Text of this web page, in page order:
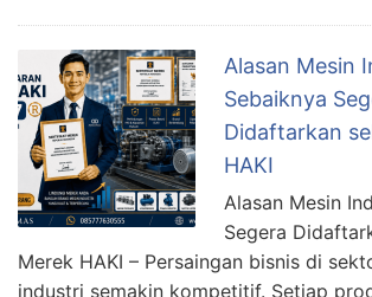
Alasan Mesin
Sebaiknya
Didaftarkan
HAKI
Alasan Mesin
Segera
Merek HAKI – Persaingan bisnis di
industri semakin kompetitif. Setiap